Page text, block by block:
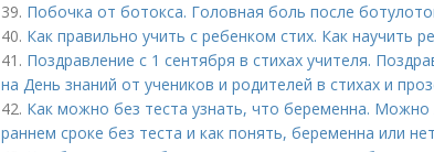
39. Побочка от ботокса. Головная боль после
40. Как правильно учить с ребенком стих. Как научить
41. Поздравление с 1 сентября в стихах учителя.
на День знаний от учеников и родителей в стихах и
42. Как можно без теста узнать, что беременна.
раннем сроке без теста и как понять, беременна или